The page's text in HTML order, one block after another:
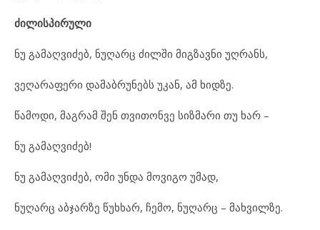
ძილისპირული
ნუ გამაღვიძებ, ნუღარც ძილში მიგზავნი უღრანს,
ვეღარაფერი დამაბრუნებს უკან, ამ ხიდზე.
წამოდი, მაგრამ შენ თვითონვე სიზმარი თუ ხარ –
ნუ გამაღვიძებ!
ნუ გამაღვიძებ, ომი უნდა მოვიგო უმად,
ნუღარც აბჯარზე წუხხარ, ჩემო, ნუღარც – მახვილზე.